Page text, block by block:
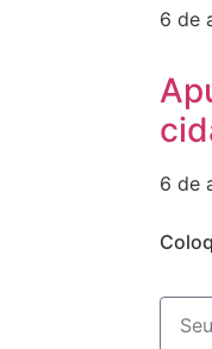
6 de
6 de